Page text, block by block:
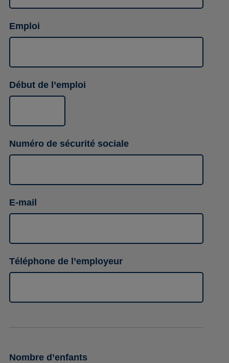
Emploi
Début de l’emploi
Numéro de sécurité sociale
E-mail
Téléphone de l’employeur
Nombre d’enfants